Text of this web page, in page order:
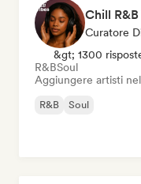
Chill
Curatore
&gt; 1300
R&BSoul
Aggiungere artisti
R&B Soul